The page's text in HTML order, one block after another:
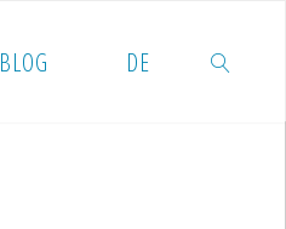
BLOG DE